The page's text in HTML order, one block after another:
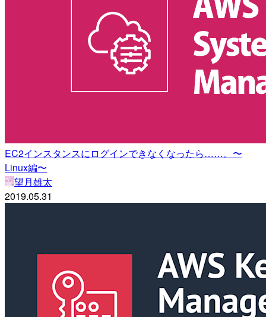
EC2インスタンスにログインできなくなったら……。〜
Linux編〜
望月雄太
2019.05.31